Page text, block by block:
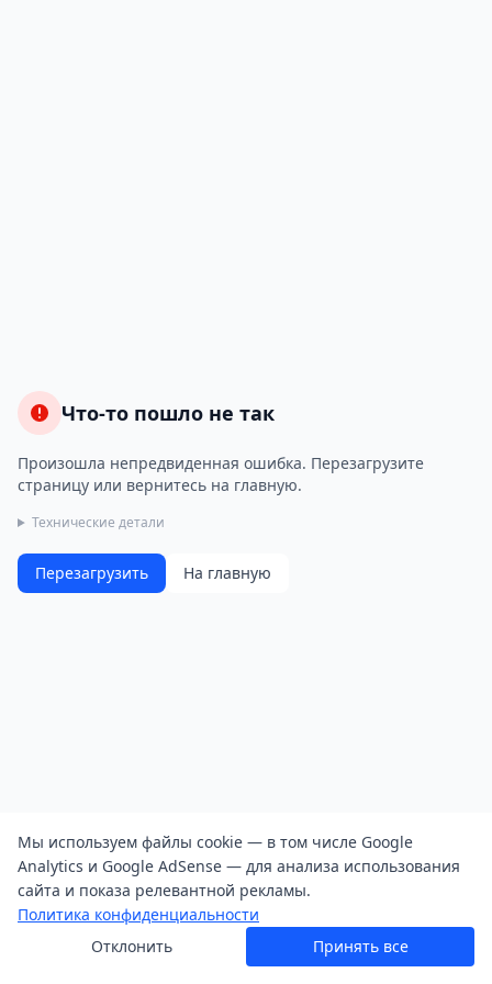
Что-то пошло не так
Произошла непредвиденная ошибка. Перезагрузите
страницу или вернитесь на главную.
Технические детали
Перезагрузить На главную
Мы используем файлы cookie — в том числе Google
Analytics и Google AdSense — для анализа использования
сайта и показа релевантной рекламы.
Политика конфиденциальности
Отклонить
Принять все